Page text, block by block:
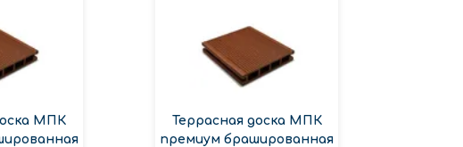
МПК
Террасная доска МПК
премиум брашированная